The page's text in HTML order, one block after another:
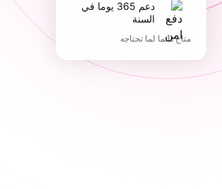
دعم 365 يوما في
السنة
متاح دائما لما تحتاجه